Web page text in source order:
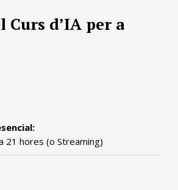
Curs d’IA per a
21 hores (o Streaming)